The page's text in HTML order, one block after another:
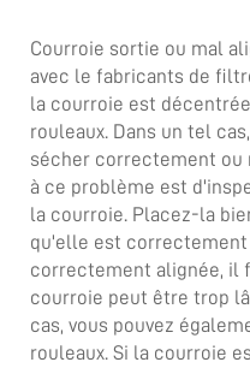
Courroie sortie ou mal
avec le fabricants de
la courroie est
rouleaux. Dans un tel
sécher correctement ou
à ce problème est
la courroie. Placez-la
qu'elle est correctement
correctement alignée, il
courroie peut être trop
cas, vous pouvez
rouleaux. Si la courroie